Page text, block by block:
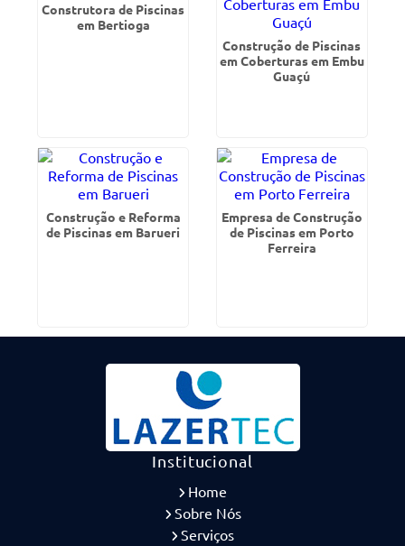
Construtora de Piscinas
em Bertioga
Construção de Piscinas
em Coberturas em Embu
Guaçú
Construção e Reforma
de Piscinas em Barueri
Empresa de Construção
de Piscinas em Porto
Ferreira
Institucional
Home
Sobre Nós
Serviços